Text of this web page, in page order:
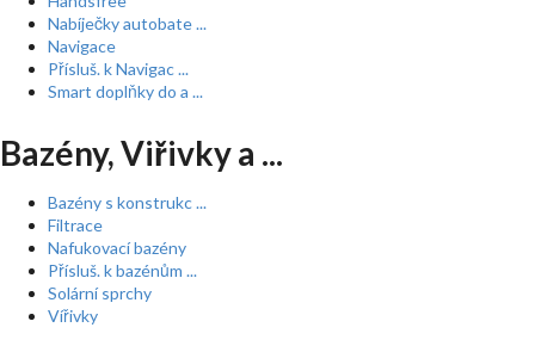
Nabíječky autobate ...
Navigace
Přísluš. k Navigac ...
Smart doplňky do a ...
Bazény, Viřivky a ...
Bazény s konstrukc ...
Filtrace
Nafukovací bazény
Přísluš. k bazénům ...
Solární sprchy
Vířivky